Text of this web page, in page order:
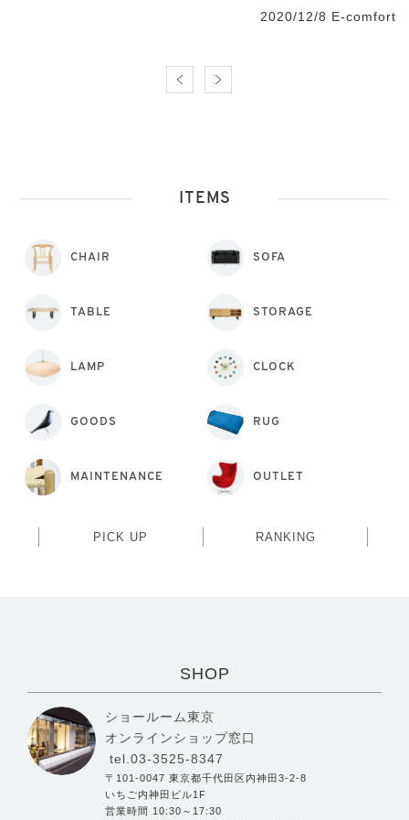
2020/12/8 E-comfort
ITEMS
CHAIR SOFA
TABLE STORAGE
LAMP CLOCK
GOODS RUG
MAINTENANCE OUTLET
PICK UP RANKING
SHOP
ショールーム東京
オンラインショップ窓口
tel.03-3525-8347
〒101-0047 東京都千代田区内神田3-2-8
いちご内神田ビル1F
営業時間 10:30～17:30